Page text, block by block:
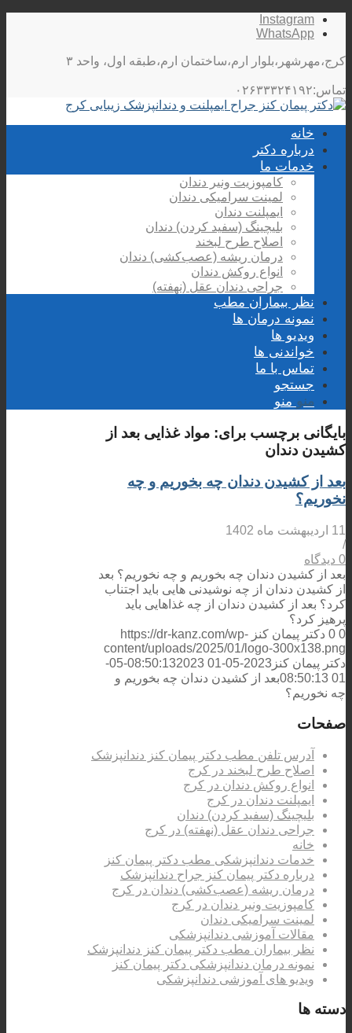
Instagram
WhatsApp
کرج،مهرشهر،بلوار ارم،ساختمان ارم،طبقه اول، واحد ۳
تماس:۰۲۶۳۳۳۲۴۱۹۲
خانه
درباره دکتر
خدمات ما
کامپوزیت ونیر دندان
لمینت سرامیکی دندان
ایمپلنت دندان
بلیچینگ (سفید کردن) دندان
اصلاح طرح لبخند
درمان ریشه (عصب‌کشی) دندان
انواع روکش دندان
جراحی دندان عقل (نهفته)
نظر بیماران مطب
نمونه درمان ها
ویدیو ها
خواندنی ها
تماس با ما
جستجو
منو منو
بایگانی برچسب برای: مواد غذایی بعد از
کشیدن دندان
بعد از کشیدن دندان چه بخوریم و چه
نخوریم؟
11 اردیبهشت ماه 1402
/
0 دیدگاه
بعد از کشیدن دندان چه بخوریم و چه نخوریم؟ بعد
از کشیدن دندان از چه نوشیدنی هایی باید اجتناب
کرد؟ بعد از کشیدن دندان از چه غذاهایی باید
پرهیز کرد؟
0
0 دکتر پیمان کنز https://dr-kanz.com/wp-
content/uploads/2025/01/logo-300x138.png
دکتر پیمان کنز 2023-05-01 08:50:13
2023-05-
01 08:50:13
بعد از کشیدن دندان چه بخوریم و
چه نخوریم؟
صفحات
آدرس تلفن مطب دکتر پیمان کنز دندانپزشک
اصلاح طرح لبخند در کرج
انواع روکش دندان در کرج
ایمپلنت دندان در کرج
بلیچینگ (سفید کردن) دندان
جراحی دندان عقل (نهفته) در کرج
خانه
خدمات دندانپزشکی مطب دکتر پیمان کنز
درباره دکتر پیمان کنز جراح دندانپزشک
درمان ریشه (عصب‌کشی) دندان در کرج
کامپوزیت ونیر دندان در کرج
لمینت سرامیکی دندان
مقالات آموزشی دندانپزشکی
نظر بیماران مطب دکتر پیمان کنز دندانپزشک
نمونه درمان دندانپزشکی دکتر پیمان کنز
ویدیو های آموزشی دندانپزشکی
دسته ها